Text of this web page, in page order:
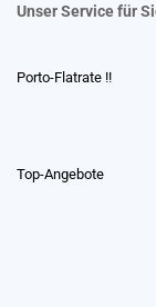
Unser Service für
Porto-Flatrate !!
Top-Angebote